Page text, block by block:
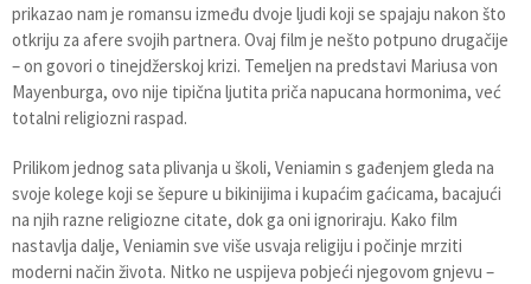
prikazao nam je romansu između dvoje ljudi koji se spajaju nakon što
otkriju za afere svojih partnera. Ovaj film je nešto potpuno drugačije
– on govori o tinejdžerskoj krizi. Temeljen na predstavi Mariusa von
Mayenburga, ovo nije tipična ljutita priča napucana hormonima, već
totalni religiozni raspad.
Prilikom jednog sata plivanja u školi, Veniamin s gađenjem gleda na
svoje kolege koji se šepure u bikinijima i kupaćim gaćicama, bacajući
na njih razne religiozne citate, dok ga oni ignoriraju. Kako film
nastavlja dalje, Veniamin sve više usvaja religiju i počinje mrziti
moderni način života. Nitko ne uspijeva pobjeći njegovom gnjevu –